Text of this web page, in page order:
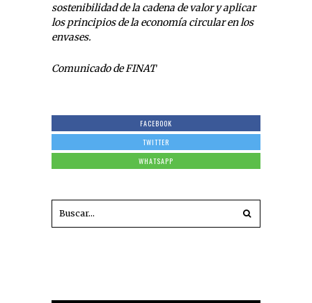
sostenibilidad de la cadena de valor y aplicar
los principios de la economía circular en los
envases.
Comunicado de FINAT
FACEBOOK
TWITTER
WHATSAPP